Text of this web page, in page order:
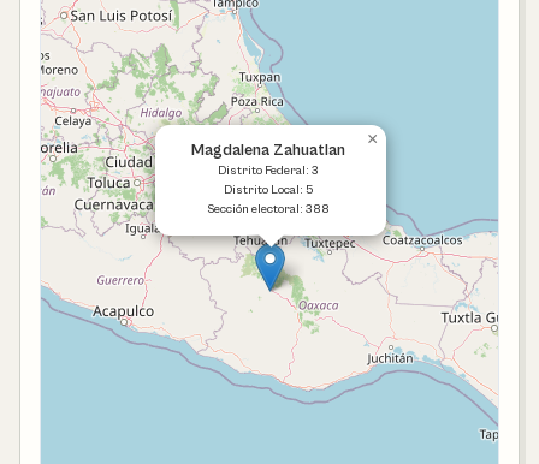
Magdalena Zahuatlan
Distrito Federal: 3
Distrito Local: 5
Sección electoral: 388
×